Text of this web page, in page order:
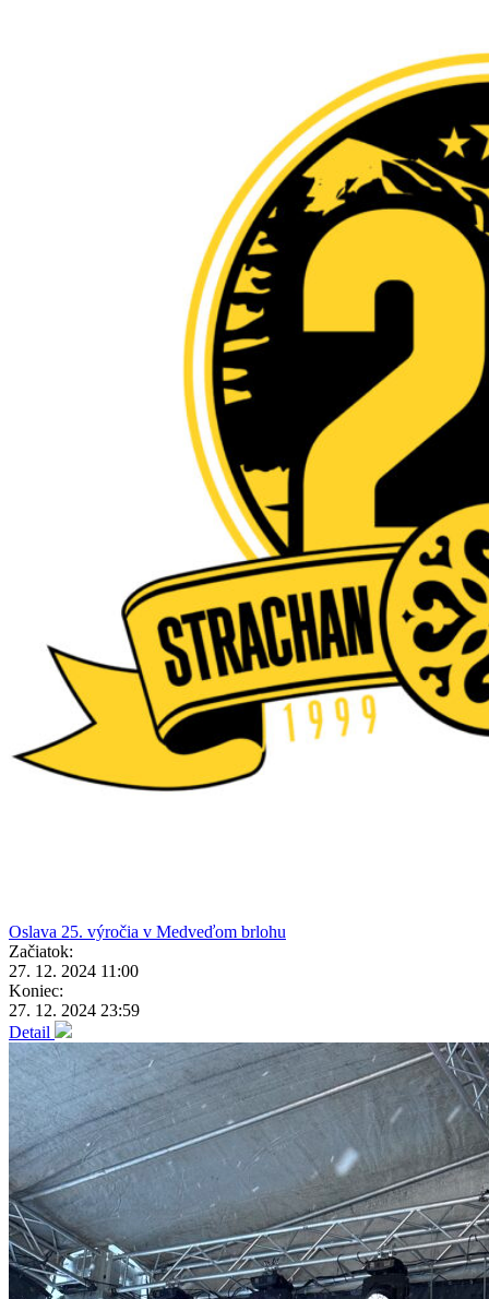
Oslava 25. výročia v Medveďom brlohu
Začiatok:
27. 12. 2024 11:00
Koniec:
27. 12. 2024 23:59
Detail